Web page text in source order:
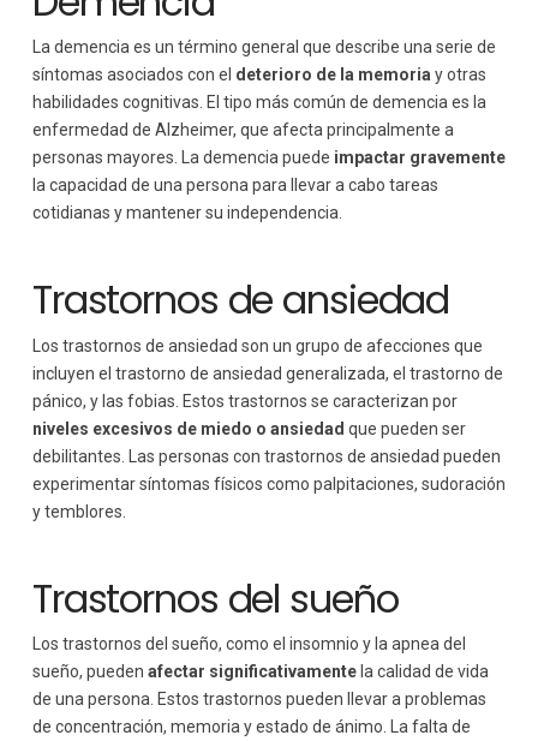
La demencia es un término general que describe una serie de
síntomas asociados con el deterioro de la memoria y otras
habilidades cognitivas. El tipo más común de demencia es la
enfermedad de Alzheimer, que afecta principalmente a
personas mayores. La demencia puede impactar gravemente
la capacidad de una persona para llevar a cabo tareas
cotidianas y mantener su independencia.
Trastornos de ansiedad
Los trastornos de ansiedad son un grupo de afecciones que
incluyen el trastorno de ansiedad generalizada, el trastorno de
pánico, y las fobias. Estos trastornos se caracterizan por
niveles excesivos de miedo o ansiedad que pueden ser
debilitantes. Las personas con trastornos de ansiedad pueden
experimentar síntomas físicos como palpitaciones, sudoración
y temblores.
Trastornos del sueño
Los trastornos del sueño, como el insomnio y la apnea del
sueño, pueden afectar significativamentela calidad de vida
de una persona. Estos trastornos pueden llevar a problemas
de concentración, memoria y estado de ánimo. La falta de